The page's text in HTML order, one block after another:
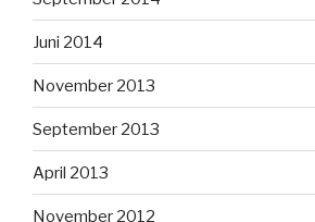
Juni 2014
November 2013
September 2013
April 2013
November 2012